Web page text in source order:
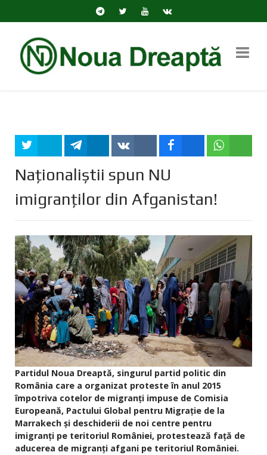
Naționaliștii spun NU
imigranților din Afganistan!
Partidul Noua Dreaptă, singurul partid politic din
România care a organizat proteste în anul 2015
împotriva cotelor de migranți impuse de Comisia
Europeană, Pactului Global pentru Migrație de la
Marrakech și deschiderii de noi centre pentru
imigranți pe teritoriul României, protestează față de
aducerea de migranți afgani pe teritoriul României.